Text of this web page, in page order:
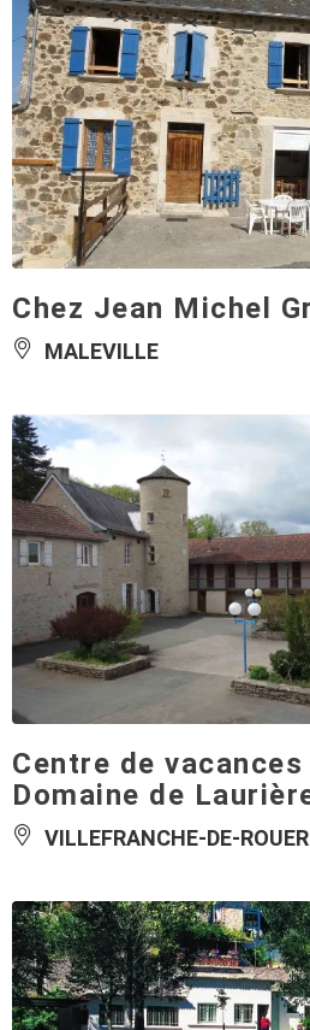
Chez Jean Michel
MALEVILLE
Centre de vacances
Domaine de
VILLEFRANCHE-DE-